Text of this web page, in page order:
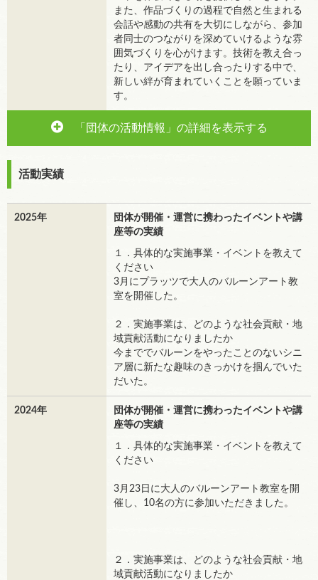
また、作品づくりの過程で自然と生まれる
会話や感動の共有を大切にしながら、参加
者同士のつながりを深めていけるような雰
囲気づくりを心がけます。技術を教え合っ
たり、アイデアを出し合ったりする中で、
新しい絆が育まれていくことを願っていま
す。
「団体の活動情報」の詳細を表示する
活動実績
2025年
団体が開催・運営に携わったイベントや講
座等の実績
１．具体的な実施事業・イベントを教えて
ください
3月にプラッツで大人のバルーンアート教
室を開催した。
２．実施事業は、どのような社会貢献・地
域貢献活動になりましたか
今まででバルーンをやったことのないシニ
ア層に新たな趣味のきっかけを掴んでいた
だいた。
2024年
団体が開催・運営に携わったイベントや講
座等の実績
１．具体的な実施事業・イベントを教えて
ください
3月23日に大人のバルーンアート教室を開
催し、10名の方に参加いただきました。
２．実施事業は、どのような社会貢献・地
域貢献活動になりましたか